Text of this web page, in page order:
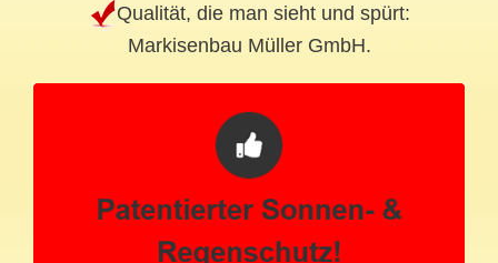
Qualität, die man sieht und spürt:
Markisenbau Müller GmbH.